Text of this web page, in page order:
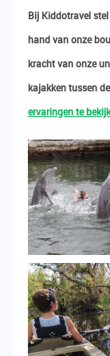
Bij Kiddotravel
hand van onze
kracht van onze
kajakken tussen
ervaringen te